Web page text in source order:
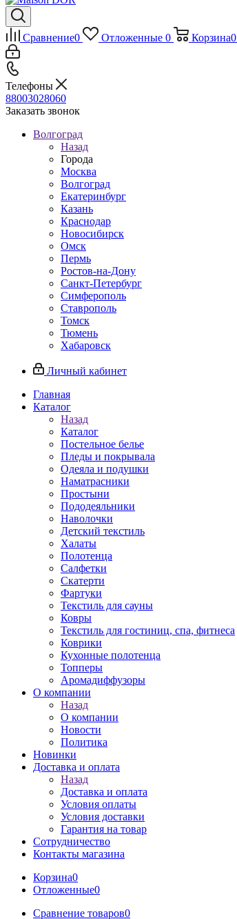
Сравнение0 Отложенные 0 Корзина0
Телефоны
88003028060
Заказать звонок
Волгоград
Назад
Города
Москва
Волгоград
Екатеринбург
Казань
Краснодар
Новосибирск
Омск
Пермь
Ростов-на-Дону
Санкт-Петербург
Симферополь
Ставрополь
Томск
Тюмень
Хабаровск
Личный кабинет
Главная
Каталог
Назад
Каталог
Постельное белье
Пледы и покрывала
Одеяла и подушки
Наматрасники
Простыни
Пододеяльники
Наволочки
Детский текстиль
Халаты
Полотенца
Салфетки
Скатерти
Фартуки
Текстиль для сауны
Ковры
Текстиль для гостиниц, спа, фитнеса
Коврики
Кухонные полотенца
Топперы
Аромадиффузоры
О компании
Назад
О компании
Новости
Политика
Новинки
Доставка и оплата
Назад
Доставка и оплата
Условия оплаты
Условия доставки
Гарантия на товар
Сотрудничество
Контакты магазина
Корзина0
Отложенные0
Сравнение товаров0